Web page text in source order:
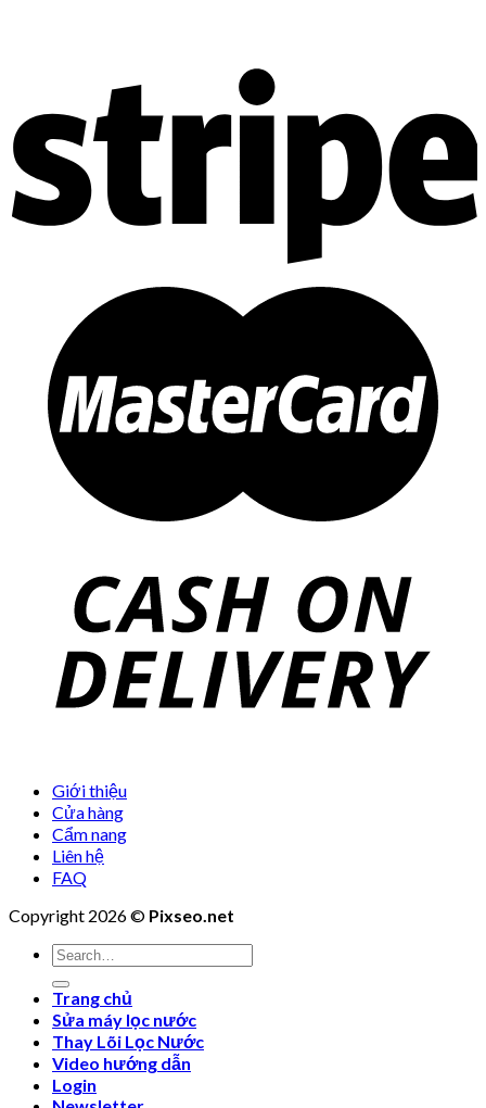
Giới thiệu
Cửa hàng
Cẩm nang
Liên hệ
FAQ
Copyright 2026 © Pixseo.net
Search
for:
Trang chủ
Sửa máy lọc nước
Thay Lõi Lọc Nước
Video hướng dẫn
Login